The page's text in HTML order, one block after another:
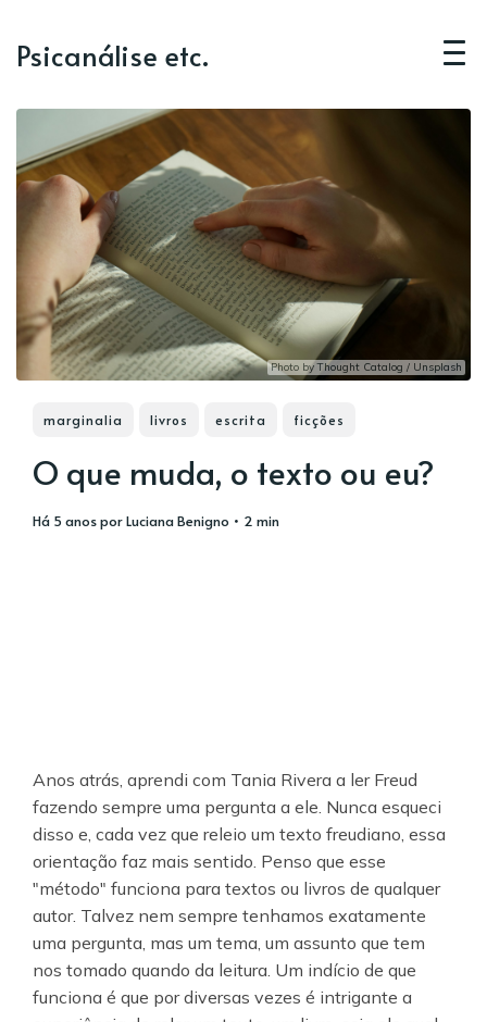
Psicanálise etc.
Photo byThought Catalog / Unsplash
marginalia livros escrita ficções
O que muda, o texto ou eu?
há 5 anosporLuciana Benigno • 2 min
Anos atrás, aprendi com Tania Rivera a ler Freud
fazendo sempre uma pergunta a ele. Nunca esqueci
disso e, cada vez que releio um texto freudiano, essa
orientação faz mais sentido. Penso que esse
"método" funciona para textos ou livros de qualquer
autor. Talvez nem sempre tenhamos exatamente
uma pergunta, mas um tema, um assunto que tem
nos tomado quando da leitura. Um indício de que
funciona é que por diversas vezes é intrigante a